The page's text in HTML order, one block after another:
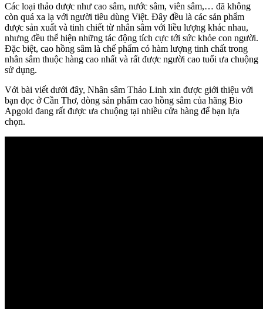
Các loại thảo dược như cao sâm, nước sâm, viên sâm,… đã không
còn quá xa lạ với người tiêu dùng Việt. Đây đều là các sản phẩm
được sản xuất và tinh chiết từ nhân sâm với liều lượng khác nhau,
nhưng đều thể hiện những tác động tích cực tới sức khỏe con người.
Đặc biệt, cao hồng sâm là chế phẩm có hàm lượng tinh chất trong
nhân sâm thuộc hàng cao nhất và rất được người cao tuổi ưa chuộng
sử dụng.
Với bài viết dưới đây, Nhân sâm Thảo Linh xin được giới thiệu với
bạn đọc ở Cần Thơ, dòng sản phẩm cao hồng sâm của hãng Bio
Apgold đang rất được ưa chuộng tại nhiều cửa hàng để bạn lựa
chọn.